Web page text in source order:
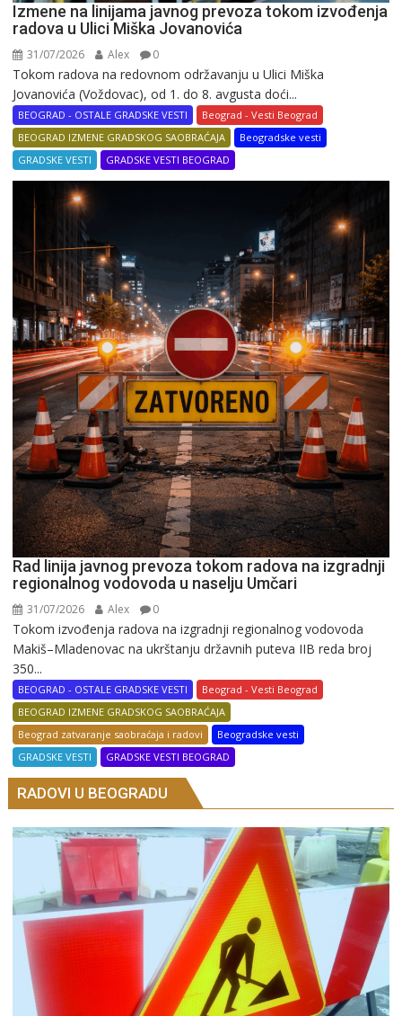
Izmene na linijama javnog prevoza tokom izvođenja
radova u Ulici Miška Jovanovića
31/07/2026 Alex 0
Tokom radova na redovnom održavanju u Ulici Miška
Jovanovića (Voždovac), od 1. do 8. avgusta doći...
BEOGRAD - OSTALE GRADSKE VESTI
Beograd - Vesti Beograd
BEOGRAD IZMENE GRADSKOG SAOBRAĆAJA
Beogradske vesti
GRADSKE VESTI
GRADSKE VESTI BEOGRAD
Rad linija javnog prevoza tokom radova na izgradnji
regionalnog vodovoda u naselju Umčari
31/07/2026 Alex 0
Tokom izvođenja radova na izgradnji regionalnog vodovoda
Makiš–Mladenovac na ukrštanju državnih puteva IIB reda broj
350...
BEOGRAD - OSTALE GRADSKE VESTI
Beograd - Vesti Beograd
BEOGRAD IZMENE GRADSKOG SAOBRAĆAJA
Beograd zatvaranje saobraćaja i radovi
Beogradske vesti
GRADSKE VESTI
GRADSKE VESTI BEOGRAD
RADOVI U BEOGRADU